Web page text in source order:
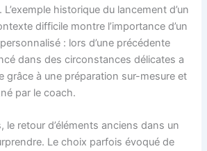
historique du lancement d’un
difficile montre l’importance d’un
: lors d’une précédente
dans des circonstances délicates a
grâce à une préparation sur-mesure et
par le coach.
le retour d’éléments anciens dans un
Le choix parfois évoqué de